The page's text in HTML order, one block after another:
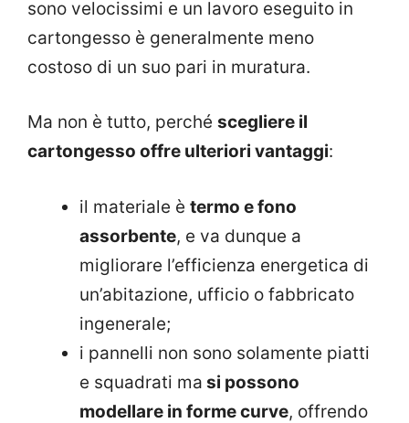
sono velocissimi e un lavoro eseguito in
cartongesso è generalmente meno
costoso di un suo pari in muratura.
Ma non è tutto, perché scegliere il
cartongesso offre ulteriori vantaggi:
il materiale è termo e fono
assorbente, e va dunque a
migliorare l’efficienza energetica di
un’abitazione, ufficio o fabbricato
ingenerale;
i pannelli non sono solamente piatti
e squadrati ma si possono
modellare in forme curve, offrendo